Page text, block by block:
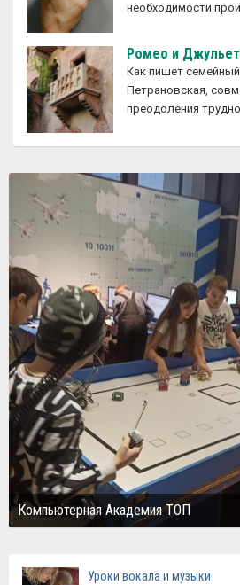
необходимости
Ромео и
Как пишет
Петрановская,
преодоления
Компьютерная Академия ТОП
Уроки вокала и музыки